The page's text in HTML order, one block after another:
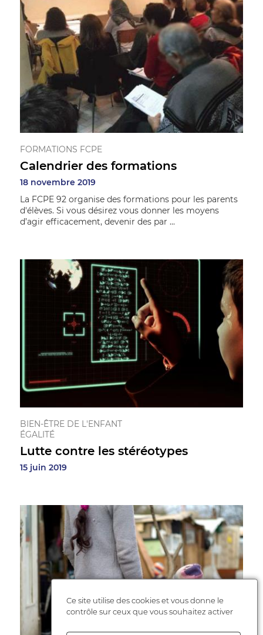
FORMATIONS FCPE
Calendrier des formations
18 novembre 2019
La FCPE 92 organise des formations pour les parents
d'élèves. Si vous désirez vous donner les moyens
d’agir efficacement, devenir des par ...
BIEN-ÊTRE DE L'ENFANT
ÉGALITÉ
Lutte contre les stéréotypes
15 juin 2019
Ce site utilise des cookies et vous donne le
contrôle sur ceux que vous souhaitez activer